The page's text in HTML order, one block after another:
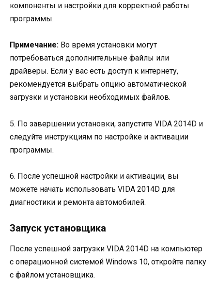
компоненты и настройки для корректной работы
программы.
Примечание: Во время установки могут
потребоваться дополнительные файлы или
драйверы. Если у вас есть доступ к интернету,
рекомендуется выбрать опцию автоматической
загрузки и установки необходимых файлов.
5. По завершении установки, запустите VIDA 2014D и
следуйте инструкциям по настройке и активации
программы.
6. После успешной настройки и активации, вы
можете начать использовать VIDA 2014D для
диагностики и ремонта автомобилей.
Запуск установщика
После успешной загрузки VIDA 2014D на компьютер
с операционной системой Windows 10, откройте папку
с файлом установщика.